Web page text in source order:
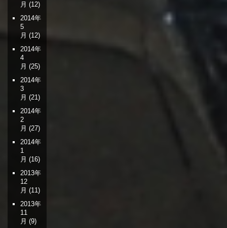
月 (12)
2014年
5
月 (12)
2014年
4
月 (25)
2014年
3
月 (21)
2014年
2
月 (27)
2014年
1
月 (16)
2013年
12
月 (11)
2013年
11
月 (9)